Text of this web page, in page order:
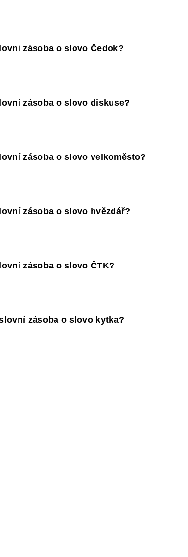
zásoba o slovo Čedok?
zásoba o slovo diskuse?
zásoba o slovo velkoměsto?
zásoba o slovo hvězdář?
zásoba o slovo ČTK?
zásoba o slovo kytka?